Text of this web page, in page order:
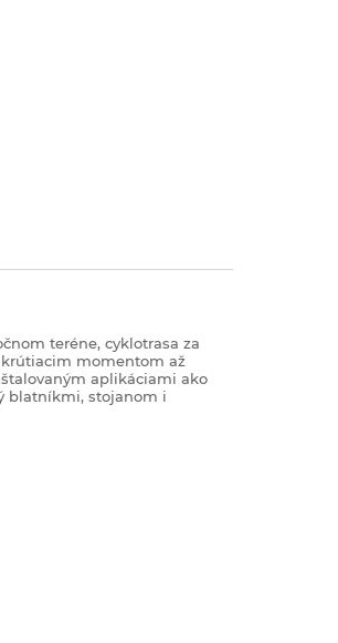
teréne, cyklotrasa za
momentom až
aplikáciami ako
blatníkmi, stojanom i